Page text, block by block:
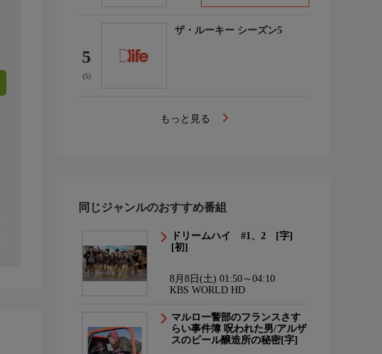
5
(5)
ザ・ルーキー シーズン5
もっと見る
同じジャンルのおすすめ番組
ドリームハイ #1、2 [字]
[初]
8月8日(土) 01:50～04:10
KBS WORLD HD
マルロー警部のフランスさす
らい事件簿 呪われた男/アルザ
スのビール醸造所の秘密[字]